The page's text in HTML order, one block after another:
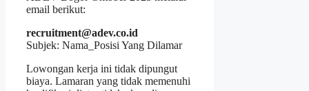
email berikut:
recruitment@adev.co.id
Subjek: Nama_Posisi Yang Dilamar
Lowongan kerja ini tidak dipungut
biaya. Lamaran yang tidak memenuhi